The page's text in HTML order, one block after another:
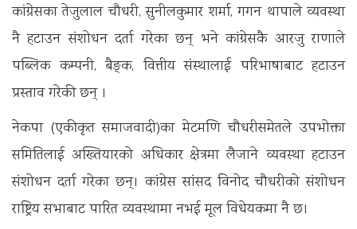
कांग्रेसका तेजुलाल चौधरी, सुनीलकुमार शर्मा, गगन थापाले व्यवस्था
नै हटाउन संशोधन दर्ता गरेका छन् भने कांग्रेसकै आरजु राणाले
पब्लिक कम्पनी, बैङ्क, वित्तीय संस्थालाई परिभाषाबाट हटाउन
प्रस्ताव गरेकी छन् ।
नेकपा (एकीकृत समाजवादी)का मेटमणि चौधरीसमेतले उपभोक्ता
समितिलाई अख्तियारको अधिकार क्षेत्रमा लैजाने व्यवस्था हटाउन
संशोधन दर्ता गरेका छन्। कांग्रेस सांसद विनोद चौधरीको संशोधन
राष्ट्रिय सभाबाट पारित व्यवस्थामा नभई मूल विधेयकमा नै छ।